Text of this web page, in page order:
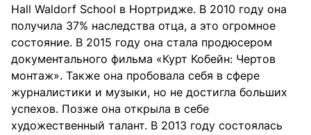
Hall Waldorf School в Нортридже. В 2010 году она
получила 37% наследства отца, а это огромное
состояние. В 2015 году она стала продюсером
документального фильма «Курт Кобейн: Чертов
монтаж». Также она пробовала себя в сфере
журналистики и музыки, но не достигла больших
успехов. Позже она открыла в себе
художественный талант. В 2013 году состоялась